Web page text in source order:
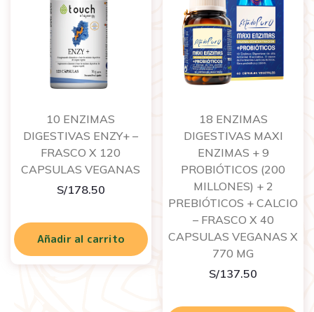
10 ENZIMAS
DIGESTIVAS ENZY+ –
FRASCO X 120
CAPSULAS VEGANAS
S/178.50
Añadir al carrito
18 ENZIMAS
DIGESTIVAS MAXI
ENZIMAS + 9
PROBIÓTICOS (200
MILLONES) + 2
PREBIÓTICOS + CALCIO
– FRASCO X 40
CAPSULAS VEGANAS X
770 MG
S/137.50